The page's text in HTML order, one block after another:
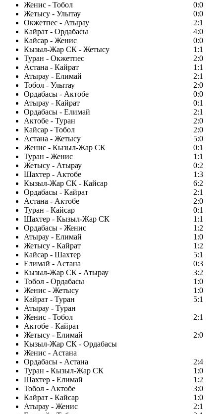
Женис - Тобол
0:0
Жетысу - Улытау
0:0
Окжетпес - Атырау
2:1
Кайрат - Ордабасы
4:0
Кайсар - Женис
0:0
Кызыл-Жар СК - Жетысу
1:1
Туран - Окжетпес
2:0
Астана - Кайрат
1:1
Атырау - Елимай
2:1
Тобол - Улытау
2:0
Ордабасы - Актобе
0:0
Атырау - Кайрат
0:1
Ордабасы - Елимай
2:1
Актобе - Туран
2:0
Кайсар - Тобол
2:0
Астана - Жетысу
5:0
Женис - Кызыл-Жар СК
0:1
Туран - Женис
1:1
Жетысу - Атырау
0:2
Шахтер - Актобе
1:3
Кызыл-Жар СК - Кайсар
6:2
Ордабасы - Кайрат
2:1
Астана - Актобе
2:0
Туран - Кайсар
0:1
Шахтер - Кызыл-Жар СК
1:1
Ордабасы - Женис
1:2
Атырау - Елимай
1:0
Жетысу - Кайрат
1:2
Кайсар - Шахтер
5:1
Елимай - Астана
0:3
Кызыл-Жар СК - Атырау
3:2
Тобол - Ордабасы
1:0
Женис - Жетысу
1:0
Кайрат - Туран
5:1
Атырау - Туран
Женис - Тобол
2:1
Актобе - Кайрат
Жетысу - Елимай
2:0
Кызыл-Жар СК - Ордабасы
Женис - Астана
Ордабасы - Астана
2:4
Туран - Кызыл-Жар СК
1:0
Шахтер - Елимай
1:2
Тобол - Актобе
3:0
Кайрат - Кайсар
1:0
Атырау - Женис
2:1